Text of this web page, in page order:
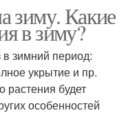
зиму. Какие
в зиму?
в зимний период:
укрытие и пр.
растения будет
особенностей